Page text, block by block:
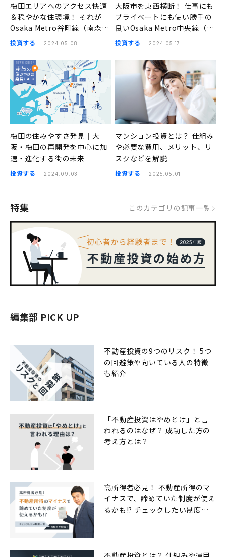
梅田エリアへのアクセス快適
＆穏やかな住環境！ それが
Osaka Metro谷町線（南森
町、天満橋、谷町四丁目、四
まちの住みやすさ発見
投資する 2024.05.08
大阪市を東西横断！ 仕事にも
プライベートにも使い勝手の
良いOsaka Metro中央線（阿
波座、本町、堺筋本町、谷町
発見
投資する 2024.05.17
梅田の住みやすさ発見｜大
阪・梅田の再開発を中心に加
速・進化する街の未来
投資する 2024.09.03
マンション投資とは？ 仕組み
や必要な費用、メリット、リ
スクなどを解説
投資する 2025.05.01
特集 このカテゴリの記事一覧
編集部 PICK UP
不動産投資の9つのリスク！ 5つ
の回避策や向いている人の特徴
も紹介
「不動産投資はやめとけ」と言
われるのはなぜ？ 成功した方の
考え方とは？
高所得者必見！ 不動産所得のマ
イナスで、諦めていた制度が使え
るかも!? チェックしたい制度一